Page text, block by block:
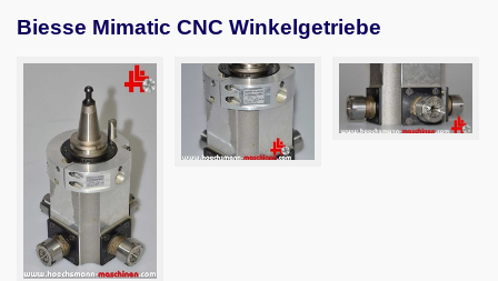
Biesse Mimatic CNC Winkelgetriebe